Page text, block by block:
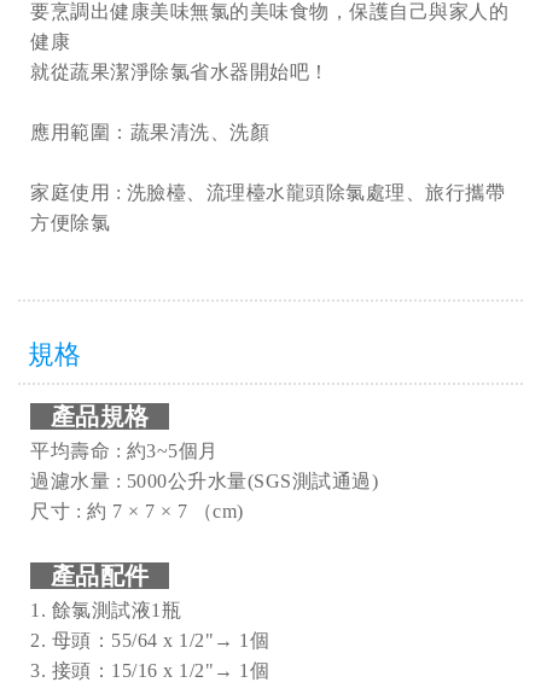
要烹調出健康美味無氯的美味食物，保護自己與家人的
健康
就從蔬果潔淨除氯省水器開始吧！
應用範圍：蔬果清洗、洗顏
家庭使用 : 洗臉檯、流理檯水龍頭除氯處理、旅行攜帶
方便除氯
規格
產品規格
平均壽命 : 約3~5個月
過濾水量 : 5000公升水量(SGS測試通過)
尺寸 : 約 7 × 7 × 7 （cm)
產品配件
1. 餘氯測試液1瓶
2. 母頭：55/64 x 1/2"→ 1個
3. 接頭：15/16 x 1/2"→ 1個